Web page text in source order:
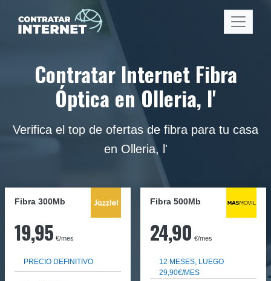
Contratar Internet Fibra
Óptica en Olleria, l'
Verifica el top de ofertas de fibra para tu casa
en Olleria, l'
Fibra 300Mb
19,95 €/mes
PRECIO DEFINITIVO
Fibra 500Mb
24,90 €/mes
12 MESES, LUEGO
29,90€/MES